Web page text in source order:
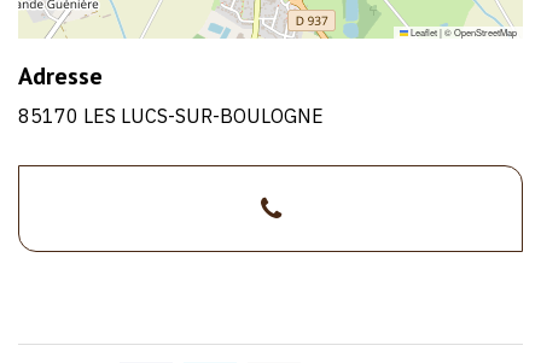
Leaflet|©OpenStreetMap
Adresse
85170 LES LUCS-SUR-BOULOGNE
>02
28
1/1